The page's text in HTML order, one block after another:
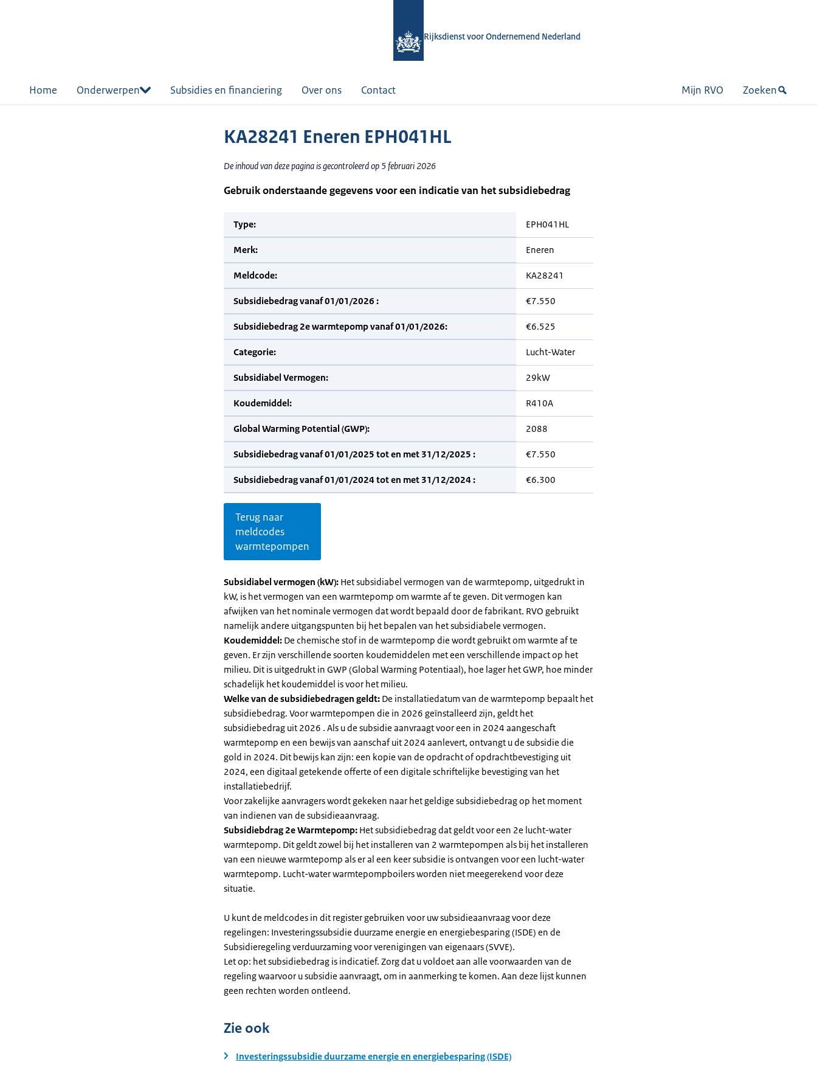
Rijksdienst voor Ondernemend Nederland
Home Onderwerpen Subsidies en financiering Over ons Contact Mijn RVO Zoeken
KA28241 Eneren EPH041HL
De inhoud van deze pagina is gecontroleerd op 5 februari 2026
Gebruik onderstaande gegevens voor een indicatie van het subsidiebedrag
Type: EPH041HL
Merk: Eneren
Meldcode: KA28241
Subsidiebedrag vanaf 01/01/2026 : €7.550
Subsidiebedrag 2e warmtepomp vanaf 01/01/2026: €6.525
Categorie: Lucht-Water
Subsidiabel Vermogen: 29kW
Koudemiddel: R410A
Global Warming Potential (GWP): 2088
Subsidiebedrag vanaf 01/01/2025 tot en met 31/12/2025 : €7.550
Subsidiebedrag vanaf 01/01/2024 tot en met 31/12/2024 : €6.300
Terug naar
meldcodes
warmtepompen
Subsidiabel vermogen (kW): Het subsidiabel vermogen van de warmtepomp, uitgedrukt in
kW, is het vermogen van een warmtepomp om warmte af te geven. Dit vermogen kan
afwijken van het nominale vermogen dat wordt bepaald door de fabrikant. RVO gebruikt
namelijk andere uitgangspunten bij het bepalen van het subsidiabele vermogen.
Koudemiddel: De chemische stof in de warmtepomp die wordt gebruikt om warmte af te
geven. Er zijn verschillende soorten koudemiddelen met een verschillende impact op het
milieu. Dit is uitgedrukt in GWP (Global Warming Potentiaal), hoe lager het GWP, hoe minder
schadelijk het koudemiddel is voor het milieu.
Welke van de subsidiebedragen geldt: De installatiedatum van de warmtepomp bepaalt het
subsidiebedrag. Voor warmtepompen die in 2026 geïnstalleerd zijn, geldt het
subsidiebedrag uit 2026 . Als u de subsidie aanvraagt voor een in 2024 aangeschaft
warmtepomp en een bewijs van aanschaf uit 2024 aanlevert, ontvangt u de subsidie die
gold in 2024. Dit bewijs kan zijn: een kopie van de opdracht of opdrachtbevestiging uit
2024, een digitaal getekende offerte of een digitale schriftelijke bevestiging van het
installatiebedrijf.
Voor zakelijke aanvragers wordt gekeken naar het geldige subsidiebedrag op het moment
van indienen van de subsidieaanvraag.
Subsidiebdrag 2e Warmtepomp: Het subsidiebedrag dat geldt voor een 2e lucht-water
warmtepomp. Dit geldt zowel bij het installeren van 2 warmtepompen als bij het installeren
van een nieuwe warmtepomp als er al een keer subsidie is ontvangen voor een lucht-water
warmtepomp. Lucht-water warmtepompboilers worden niet meegerekend voor deze
situatie.
U kunt de meldcodes in dit register gebruiken voor uw subsidieaanvraag voor deze
regelingen: Investeringssubsidie duurzame energie en energiebesparing (ISDE) en de
Subsidieregeling verduurzaming voor verenigingen van eigenaars (SVVE).
Let op: het subsidiebedrag is indicatief. Zorg dat u voldoet aan alle voorwaarden van de
regeling waarvoor u subsidie aanvraagt, om in aanmerking te komen. Aan deze lijst kunnen
geen rechten worden ontleend.
Zie ook
Investeringssubsidie duurzame energie en energiebesparing (ISDE)